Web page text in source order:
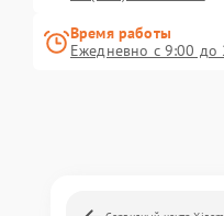
Время работы
Ежедневно с 9:00 до